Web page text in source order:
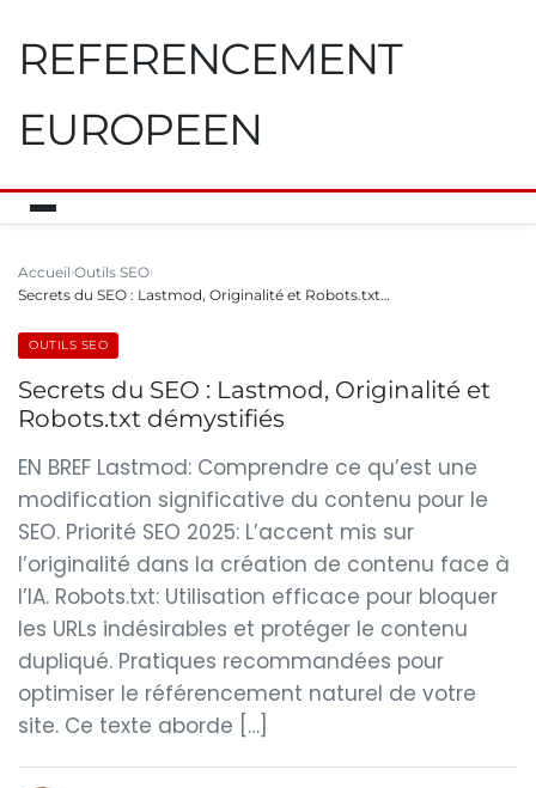
REFERENCEMENT
EUROPEEN
Accueil Outils SEO
Secrets du SEO : Lastmod, Originalité et Robots.txt…
OUTILS SEO
Secrets du SEO : Lastmod, Originalité et
Robots.txt démystifiés
EN BREF Lastmod: Comprendre ce qu’est une
modification significative du contenu pour le
SEO. Priorité SEO 2025: L’accent mis sur
l’originalité dans la création de contenu face à
l’IA. Robots.txt: Utilisation efficace pour bloquer
les URLs indésirables et protéger le contenu
dupliqué. Pratiques recommandées pour
optimiser le référencement naturel de votre
site. Ce texte aborde […]